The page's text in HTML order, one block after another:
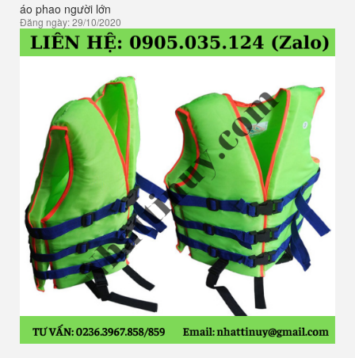
áo phao người lớn
Đăng ngày: 29/10/2020